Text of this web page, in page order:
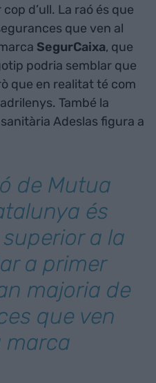
d’ull. La raó és que
que ven al
SegurCaixa, que
podria semblar que
que en realitat té com
També la
Adeslas figura a
de Mutua
és
a la
a primer
majoria de
que ven
marca